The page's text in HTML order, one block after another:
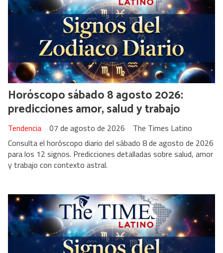
Horóscopo sábado 8 agosto 2026:
predicciones amor, salud y trabajo
The Times Latino
Tendencia
07 de agosto de 2026
Consulta el horóscopo diario del sábado 8 de agosto de 2026
para los 12 signos. Predicciones detalladas sobre salud, amor
y trabajo con contexto astral.